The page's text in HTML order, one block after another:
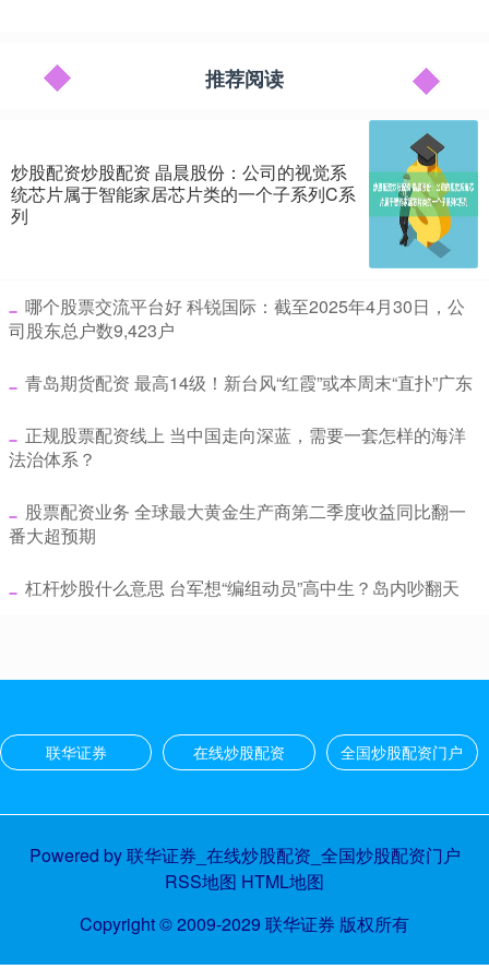
推荐阅读
炒股配资炒股配资 晶晨股份：公司的视觉系
统芯片属于智能家居芯片类的一个子系列C系
列
​哪个股票交流平台好 科锐国际：截至2025年4月30日，公
司股东总户数9,423户
​青岛期货配资 最高14级！新台风“红霞”或本周末“直扑”广东
​正规股票配资线上 当中国走向深蓝，需要一套怎样的海洋
法治体系？
​股票配资业务 全球最大黄金生产商第二季度收益同比翻一
番大超预期
​杠杆炒股什么意思 台军想“编组动员”高中生？岛内吵翻天
联华证券 在线炒股配资 全国炒股配资门户
Powered by联华证券_在线炒股配资_全国炒股配资门户
RSS地图 HTML地图
Copyright© 2009-2029 联华证券 版权所有